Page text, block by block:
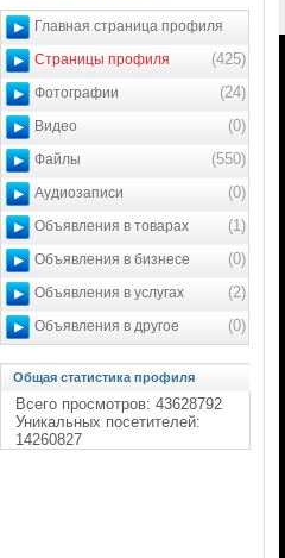
Главная страница профиля
(425)
Страницы профиля
(24)
Фотографии
(0)
Видео
(550)
Файлы
(0)
Аудиозаписи
(1)
Объявления в товарах
(0)
Объявления в бизнесе
(2)
Объявления в услугах
(0)
Объявления в другое
Общая статистика профиля
Всего просмотров: 43628792
Уникальных посетителей:
14260827